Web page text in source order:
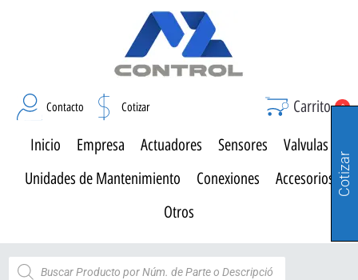
Contacto Cotizar Carrito 0
Inicio Empresa Actuadores Sensores
Valvulas
Unidades de Mantenimiento
Conexiones
Accesorios
Otros
Cotizar